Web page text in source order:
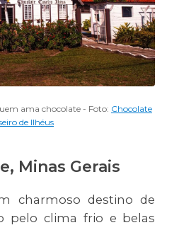
ama chocolate - Foto: Chocolate
de Ilhéus
Minas Gerais
charmoso destino de
pelo clima frio e belas